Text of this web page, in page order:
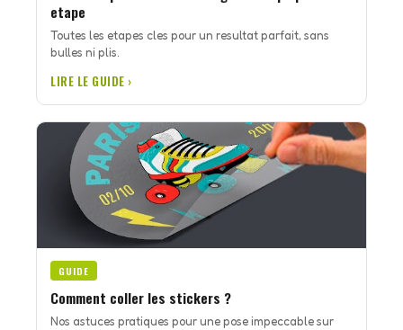
etape
Toutes les etapes cles pour un resultat parfait, sans
bulles ni plis.
LIRE LE GUIDE ›
GUIDE
Comment coller les stickers ?
Nos astuces pratiques pour une pose impeccable sur